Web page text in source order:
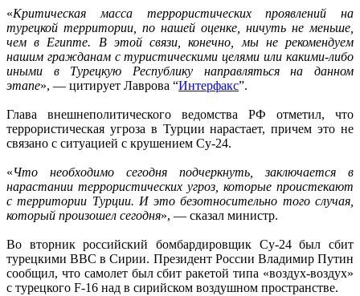
«Критическая масса террористических проявлений на
турецкой территории, по нашей оценке, ничуть не меньше,
чем в Египте. В этой связи, конечно, мы не рекомендуем
нашим гражданам с туристическими целями или какими-либо
иными в Турецкую Республику направляться на данном
этапе», — цитирует Лаврова “Интерфакс”.
Глава внешнеполитического ведомства РФ отметил, что
террористическая угроза в Турции нарастает, причем это не
связано с ситуацией с крушением Су-24.
«Что необходимо сегодня подчеркнуть, заключается в
нарастании террористических угроз, которые проистекают
с территории Турции. И это безотносительно того случая,
который произошел сегодня», — сказал министр.
Во вторник российский бомбардировщик Су-24 был сбит
турецкими ВВС в Сирии. Президент России Владимир Путин
сообщил, что самолет был сбит ракетой типа «воздух-воздух»
с турецкого F-16 над в сирийском воздушном пространстве.